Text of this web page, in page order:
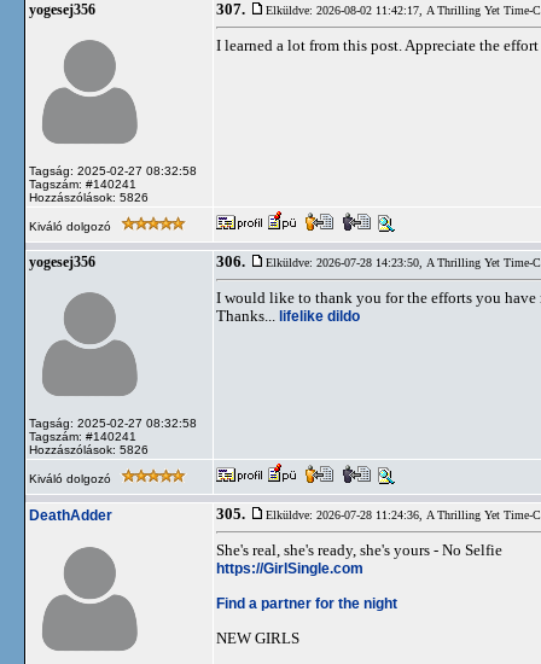
yogesej356
Tagság: 2025-02-27 08:32:58
Tagszám: #140241
Hozzászólások: 5826
307. Elküldve: 2026-08-02 11:42:17, A Thrilling Yet Time-
I learned a lot from this post. Appreciate the
Kiváló dolgozó
yogesej356
Tagság: 2025-02-27 08:32:58
Tagszám: #140241
Hozzászólások: 5826
306. Elküldve: 2026-07-28 14:23:50, A Thrilling Yet Time-
I would like to thank you for the efforts you
Thanks... lifelike dildo
Kiváló dolgozó
DeathAdder 305. Elküldve: 2026-07-28 11:24:36, A Thrilling Yet Time-
She's real, she's ready, she's yours - No Selfie
https://GirlSingle.com
Find a partner for the night
NEW GIRLS